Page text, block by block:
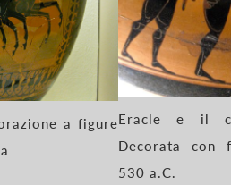
a figureEracle e il
Decorata con
530 a.C.